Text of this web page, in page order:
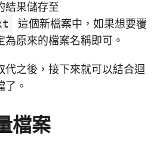
結果儲存至
這個新檔案中，如果想要覆
原來的檔案名稱即可。
代之後，接下來就可以結合迴
了。
檔案